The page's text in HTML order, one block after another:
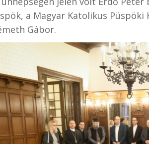
a Magyar Katolikus
Gábor.